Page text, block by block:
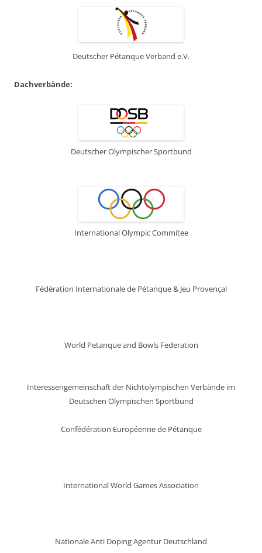
Deutscher Pétanque Verband e.V.
Dachverbände:
Deutscher Olympischer Sportbund
International Olympic Commitee
Fédération Internationale de Pétanque & Jeu Provençal
World Petanque and Bowls Federation
Interessengemeinschaft der Nichtolympischen Verbände im
Deutschen Olympischen Sportbund
Confédération Européenne de Pétanque
International World Games Association
Nationale Anti Doping Agentur Deutschland